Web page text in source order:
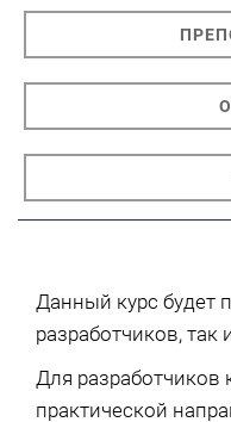
Данный курс будет
разработчиков, так
Для разработчиков
практической